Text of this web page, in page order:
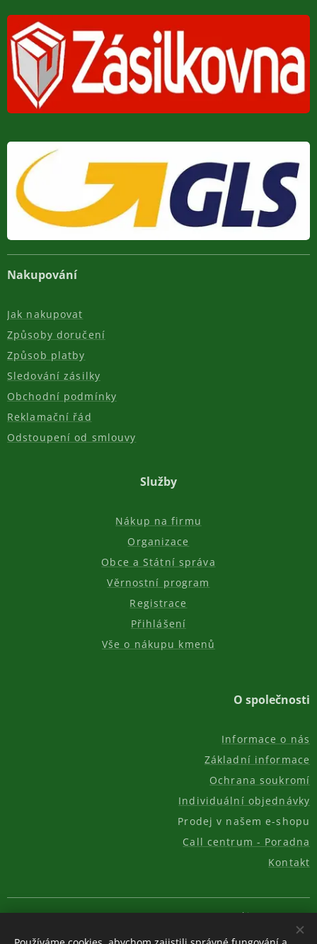
Nakupování
Jak nakupovat
Způsoby doručení
Způsob platby
Sledování zásilky
Obchodní podmínky
Reklamační řád
Odstoupení od smlouvy
Služby
Nákup na firmu
Organizace
Obce a Státní správa
Věrnostní program
Registrace
Přihlášení
Vše o nákupu kmenů
O společnosti
Informace o nás
Základní informace
Ochrana soukromí
Individuální objednávky
Prodej v našem e-shopu
Call centrum - Poradna
Kontakt
© 2011-2026, AKC REAL GROUP s.r.o. Cookies